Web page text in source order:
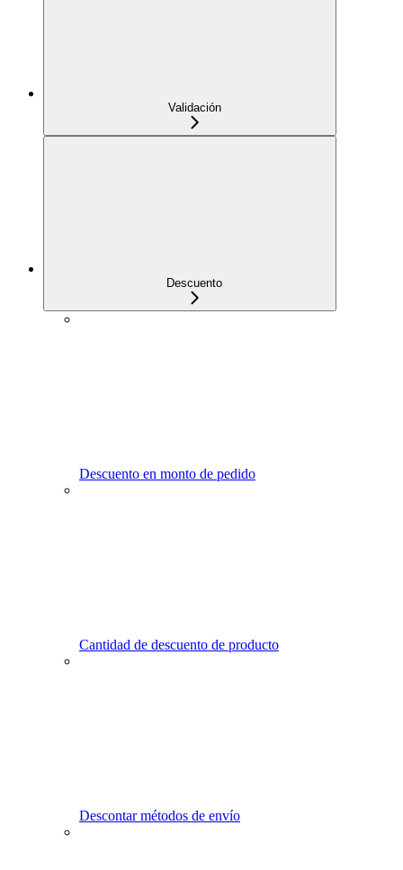
Validación
Descuento
Descuento en monto de pedido
Cantidad de descuento de producto
Descontar métodos de envío